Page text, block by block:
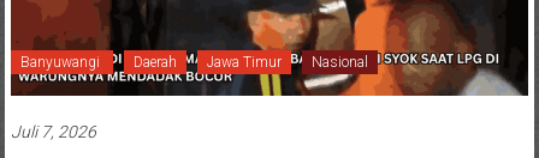
Banyuwangi Daerah Jawa Timur Nasional
Juli 7, 2026